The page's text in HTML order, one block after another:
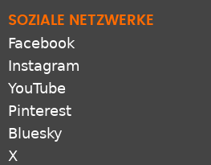
SOZIALE NETZWERKE
Facebook
Instagram
YouTube
Pinterest
Bluesky
X